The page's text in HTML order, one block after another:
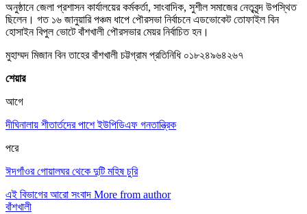
অনুষ্ঠানে জেলা প্রশাসন কার্যালয়ের কর্মকর্তা, সাংবাদিক, সুশীল সমাজের নেতৃবৃন্দ উপস্থিত
ছিলেন। গত ১৬ জানুয়ারি পঞ্চম ধাপে পৌরসভা নির্বাচনে এডভোকেট তোফাইল বিন
হোসাইন বিপুল ভোটে বাঁশখালী পৌরসভার মেয়র নির্বাচিত হন।
মুহাম্মদ মিজান বিন তাহের বাঁশখালী চট্টগ্রাম প্রতিনিধি ০১৮২৪৯৬৪২৬৭
শেয়ার
আগে
দীঘিনালায় শীতার্তদের পাশে ইউপিডিএফ গনতান্ত্রিক
পরে
ঈদগাঁওর গোয়ালঘর থেকে দুটি মহিষ চুরি
এই বিভাগের আরো সংবাদ More from author
বাঁশখালী